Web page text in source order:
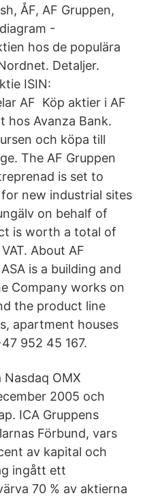
ÅF, AF Gruppen,
-
hos de populära
Detaljer.
ISIN:
AF Köp aktier i AF
hos Avanza Bank.
och köpa till
The AF Gruppen
is set to
new industrial sites
on behalf of
is worth a total of
About AF
is a building and
Company works on
the product line
apartment houses
952 45 167.
OMX
2005 och
ICA Gruppens
Förbund, vars
av kapital och
ingått ett
70 % av aktierna